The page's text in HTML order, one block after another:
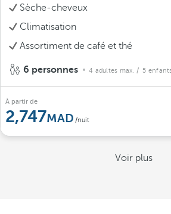
Sèche-cheveux
Climatisation
Assortiment de café et thé
6 personnes 4 adultes max. / 5
À partir de
2,747 /nuit
Voir plus